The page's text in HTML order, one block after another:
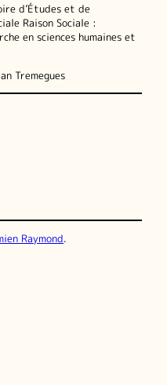
d’Études et de
Raison Sociale :
en sciences humaines et
Tremegues
Raymond.